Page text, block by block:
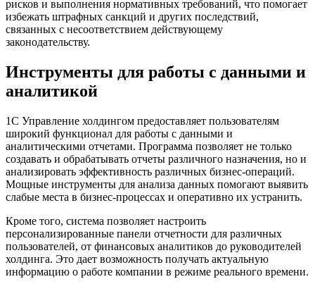
рисков и выполнения нормативных требований, что помогает
избежать штрафных санкций и других последствий,
связанных с несоответствием действующему
законодательству.
Инструменты для работы с данными и
аналитикой
1С Управление холдингом предоставляет пользователям
широкий функционал для работы с данными и
аналитическими отчетами. Программа позволяет не только
создавать и обрабатывать отчеты различного назначения, но и
анализировать эффективность различных бизнес-операций.
Мощные инструменты для анализа данных помогают выявить
слабые места в бизнес-процессах и оперативно их устранить.
Кроме того, система позволяет настроить
персонализированные панели отчетности для различных
пользователей, от финансовых аналитиков до руководителей
холдинга. Это дает возможность получать актуальную
информацию о работе компании в режиме реального времени.